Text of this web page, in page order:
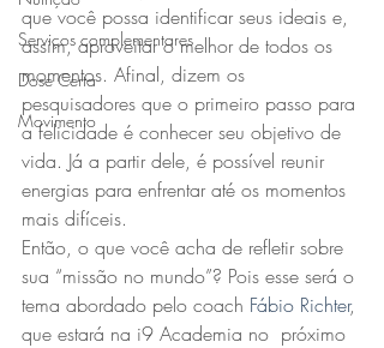
Serviços complementares
Dose Certa
Movimento
que você possa identificar seus ideais e,
assim, aproveitar o melhor de todos os
momentos. Afinal, dizem os
pesquisadores que o primeiro passo para
a felicidade é conhecer seu objetivo de
vida. Já a partir dele, é possível reunir
energias para enfrentar até os momentos
mais difíceis.
Então, o que você acha de refletir sobre
sua “missão no mundo”? Pois esse será o
tema abordado pelo coach Fábio Richter,
que estará na i9 Academia no  próximo